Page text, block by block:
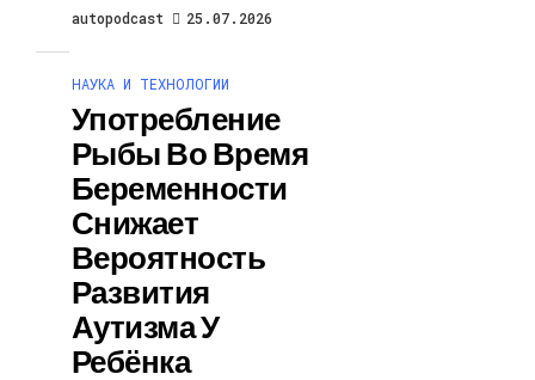
autopodcast 25.07.2026
НАУКА И ТЕХНОЛОГИИ
Употребление
Рыбы Во Время
Беременности
Снижает
Вероятность
Развития
Аутизма У
Ребёнка